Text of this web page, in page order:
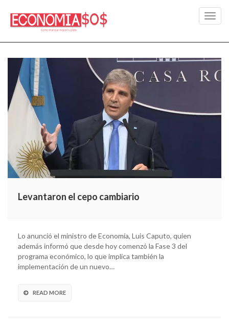
Levantaron el cepo cambiario
Lo anunció el ministro de Economía, Luis Caputo, quien
además informó que desde hoy comenzó la Fase 3 del
programa económico, lo que implica también la
implementación de un nuevo…
READ MORE